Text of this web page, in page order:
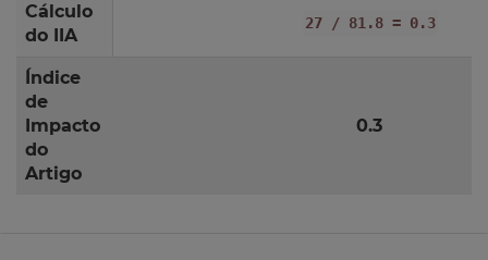
Cálculo
do IIA
27 / 81.8 = 0.3
Índice
de
Impacto
do
Artigo
0.3